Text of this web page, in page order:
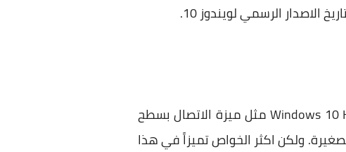
سيتضمن هذا الاصدار على بعض الميزات المتقدمة التي لن تكون متاحة في اصدار Windows 10 Home مثل ميزة الاتصال بسطح
ولكن اكثر الخواص تميزاً في هذا